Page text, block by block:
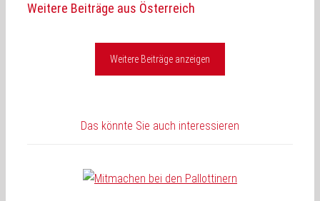
Mail
Weitere Beiträge aus Österreich
Weitere Beiträge anzeigen
Das könnte Sie auch interessieren